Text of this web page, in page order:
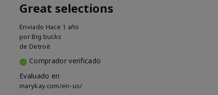
Great selections
Enviado Hace 1 año
por Big bucks
de Detroit
Comprador verificado
Evaluado en
marykay.com/en-us/